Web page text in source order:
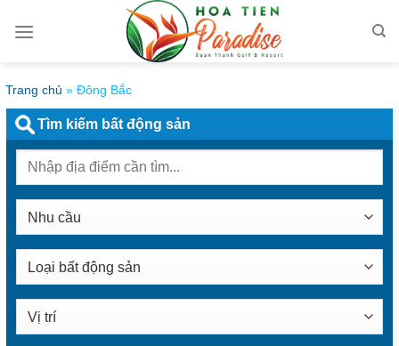
qua
Trang chủ » Đông Bắc
Tìm kiếm bất động sản